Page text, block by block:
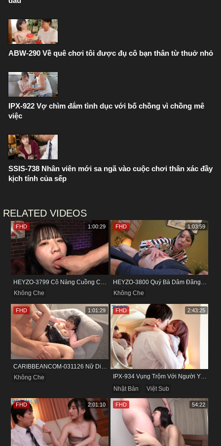
ABW-290 Về quê chơi tôi được đụ cô bạn thân từ thuở nhỏ
IPX-922 Vợ chìm đắm tình dục với bố chồng vì chồng mê
việc
SSIS-738 Nhân viên mới sa ngã vào cuộc chơi thân xác đầy
kịch tính của sếp
RELATED VIDEOS
HEYZO-3799 Cô Nàng Cuồng Cảm Giác Mạnh Và Khoái Lạc Tột Đỉnh
Không Che
FHD 1:00:29
HEYZO-3800 Quý Bà Dâm Đãng Và Cuộc Vui Đầy Kích Thích
Không Che
FHD 1:03:59
Không Che
FHD 1:01:29
IPX-934 Vụng Trộm Với Người Yêu Cũ Trong Khách Sạn
Nhật Bản
Việt Sub
FHD 2:43:25
FHD 2:01:10 FHD 54:22